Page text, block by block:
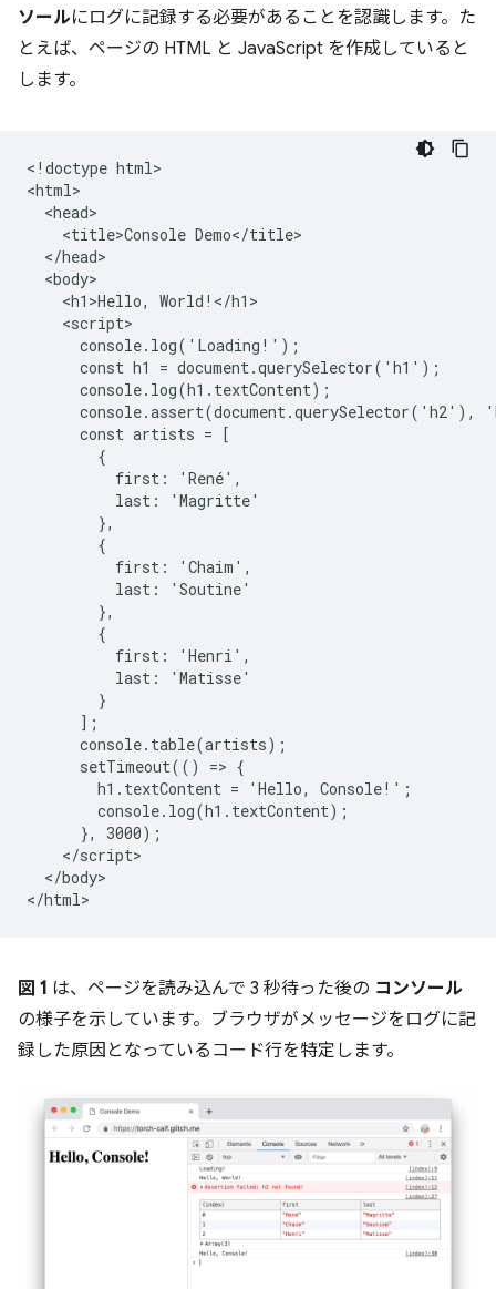
ソールにログに記録する必要があることを認識します。た
とえば、ページの HTML と JavaScript を作成していると
します。
<!doctype html>
<html>
<head>
<title>Console Demo</title>
</head>
<body>
<h1>Hello, World!</h1>
<script>
console.log('Loading!');
const h1 = document.querySelector('h1');
console.log(h1.textContent);
console.assert(document.querySelector('h2'),
const artists = [
{
first: 'René',
last: 'Magritte'
},
{
first: 'Chaim',
last: 'Soutine'
},
{
first: 'Henri',
last: 'Matisse'
}
];
console.table(artists);
setTimeout(() => {
h1.textContent = 'Hello, Console!';
console.log(h1.textContent);
}, 3000);
</script>
</body>
図 1 は、ページを読み込んで 3 秒待った後の コンソール
の様子を示しています。ブラウザがメッセージをログに記
録した原因となっているコード行を特定します。